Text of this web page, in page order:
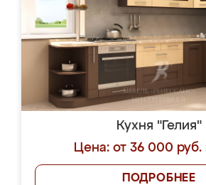
Кухня "Гелия"
Цена: от 36 000 руб.
ПОДРОБНЕЕ